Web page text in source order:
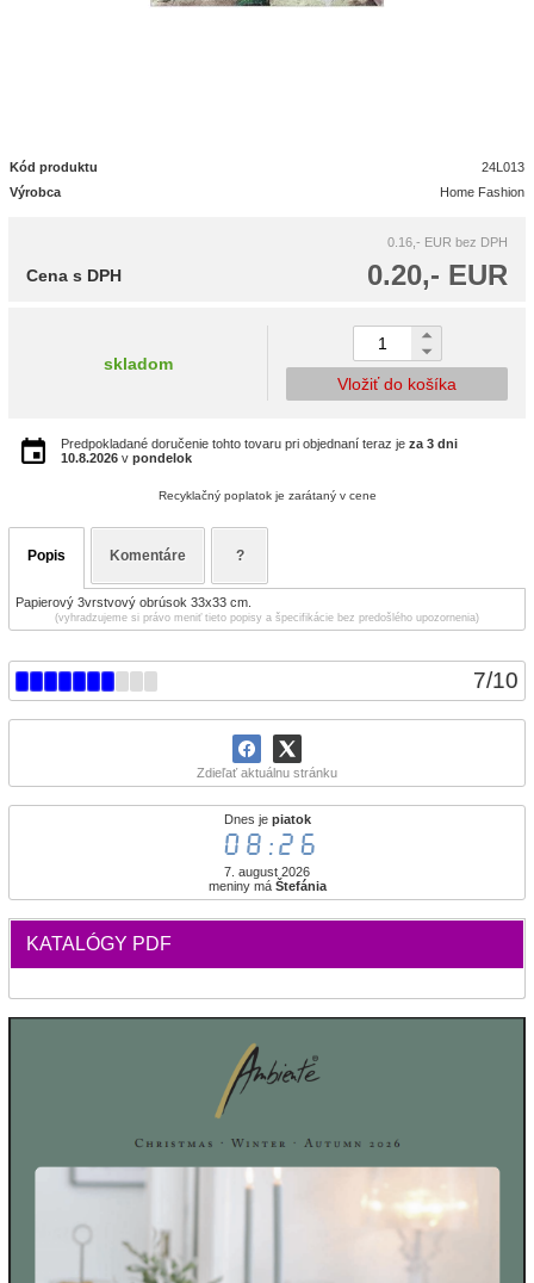
7/10
Zdieľať aktuálnu stránku
Dnes je piatok
08:26
7. august 2026
meniny má Štefánia
KATALÓGY PDF
Kód produktu
24L013
Výrobca
Home Fashion
0.16,- EUR bez DPH
0.20,- EUR
Cena s DPH
skladom
Vložiť do košíka
Predpokladané doručenie tohto tovaru pri objednaní teraz je za 3 dni
10.8.2026 v pondelok
Recyklačný poplatok je zarátaný v cene
Popis Komentáre ?
Papierový 3vrstvový obrúsok 33x33 cm.
(vyhradzujeme si právo meniť tieto popisy a špecifikácie bez predošlého upozornenia)